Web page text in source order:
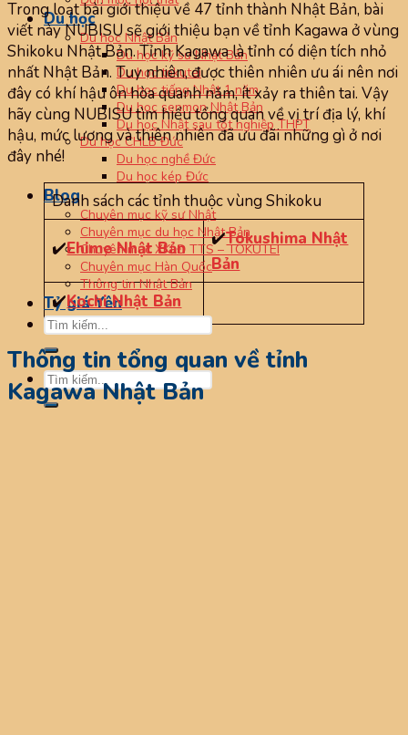
Du học
Du học Nhật Bản
Du học kỹ sư Nhật Bản
Du học tokutei
Du học tiếng Nhật 1 năm
Du học senmon Nhật Bản
Du học Nhật sau tốt nghiệp THPT
Du học CHLB Đức
Du học nghề Đức
Du học kép Đức
Blog
Chuyên mục kỹ sư Nhật
Chuyên mục du học Nhật Bản
Chuyên mục XKLĐ TTS – TOKUTEI
Chuyên mục Hàn Quốc
Thông tin Nhật Bản
Tỷ giá Yên
Trong loạt bài giới thiệu về 47 tỉnh thành Nhật Bản, bài
viết này NUBISU sẽ giới thiệu bạn về tỉnh Kagawa ở vùng
Shikoku Nhật Bản. Tỉnh Kagawa là tỉnh có diện tích nhỏ
nhất Nhật Bản. Tuy nhiên, được thiên nhiên ưu ái nên nơi
đây có khí hậu ôn hòa quanh năm, ít xảy ra thiên tai. Vậy
hãy cùng NUBISU tìm hiểu tổng quan về vị trí địa lý, khí
hậu, mức lương và thiên nhiên đã ưu đãi những gì ở nơi
đây nhé!
Danh sách các tỉnh thuộc vùng Shikoku
✔️Ehime Nhật Bản ✔️Tokushima Nhật
Bản
✔️Kochi Nhật Bản
Thông tin tổng quan về tỉnh
Kagawa Nhật Bản